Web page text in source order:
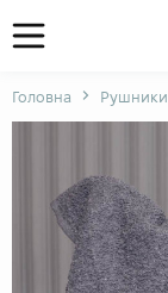
Головна Рушники